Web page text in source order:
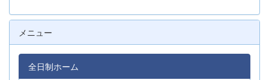
メニュー
全日制ホーム